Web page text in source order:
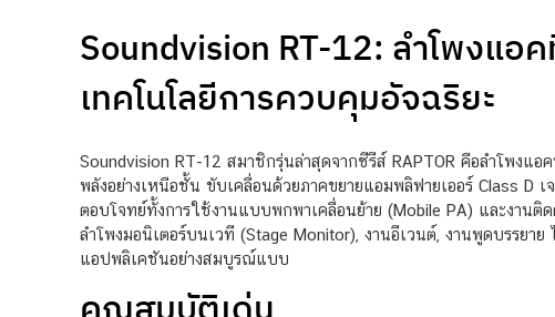
Soundvision RT-12: ลำโพงแ
เทคโนโลยีการควบคุมอัจฉริยะ
Soundvision RT-12 สมาชิกรุ่นล่าสุดจากซีรีส์ RAPTOR คือลำโพงแ
พลังอย่างเหนือชั้น ขับเคลื่อนด้วยภาคขยายแอมพลิฟายเออร์ Class
ตอบโจทย์ทั้งการใช้งานแบบพกพาเคลื่อนย้าย (Mobile PA) และงานติ
ลำโพงมอนิเตอร์บนเวที (Stage Monitor), งานอีเวนต์, งานพูดบรรย
แอปพลิเคชันอย่างสมบูรณ์แบบ
คุณสมบัติเด่น